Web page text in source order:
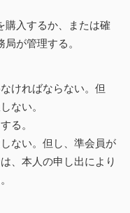
購入するか、または確
が管理する。
ければならない。但
ない。
る。
ない。但し、準会員が
、本人の申し出により